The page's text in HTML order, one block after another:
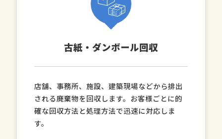
古紙・ダンボール回収
店舗、事務所、施設、建築現場などから排出
される廃棄物を回収します。お客様ごとに的
確な回収方法と処理方法で迅速に対応しま
す。